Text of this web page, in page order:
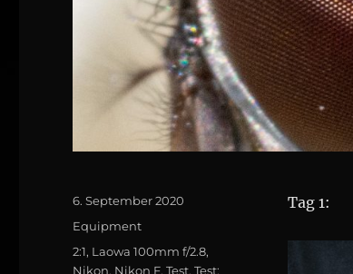
Tag 1:
Posted
on
6. September 2020
Categories
Equip­ment
Tags
2:1, Laowa 100mm f/2.8,
Nikon, Nikon F,Test,Test: